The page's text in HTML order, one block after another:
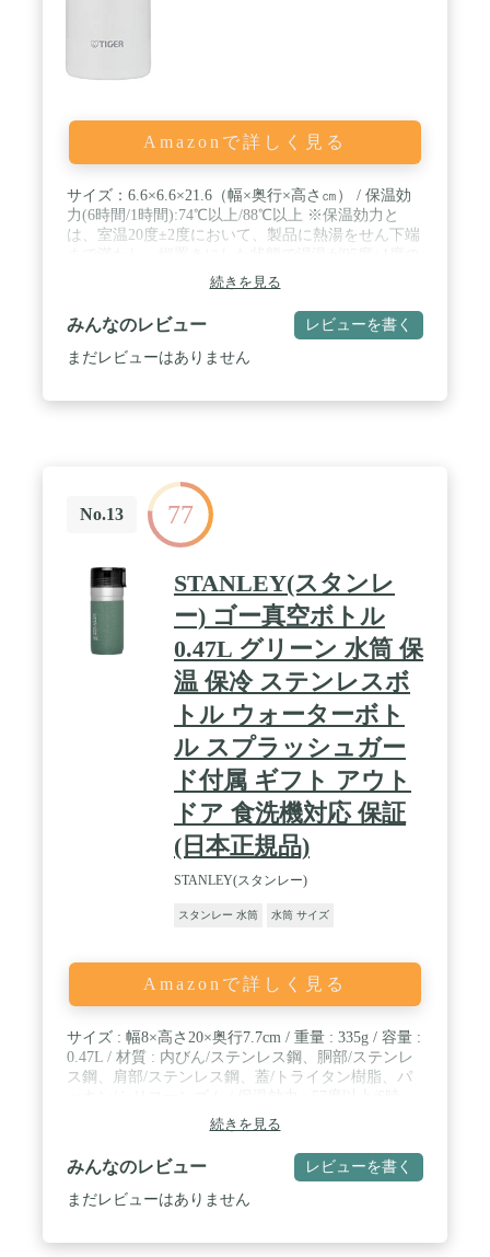
Amazonで詳しく見る
サイズ：6.6×6.6×21.6（幅×奥行×高さ㎝） / 保温効
力(6時間/1時間):74℃以上/88℃以上 ※保温効力と
は、室温20度±2度において、製品に熱湯をせん下端
ときから6時間放置した場合における湯の温度で
す。 / 保冷効力(6時間):7℃以下 ※保冷効力とは、室
温20度±2度において、製品に冷水をせん下端まで満
たし、縦置きにした状態で水温が4度±1度のときか
ら6時間放置した場合における水の温度です。 / 本
続きを見る
みんなのレビュー レビューを書く
まだレビューはありません
No.13 77
STANLEY(スタンレ
ー) ゴー真空ボトル
0.47L グリーン 水筒 保
温 保冷 ステンレスボ
トル ウォーターボト
ル スプラッシュガー
ド付属 ギフト アウト
ドア 食洗機対応 保証
(日本正規品)
STANLEY(スタンレー)
スタンレー 水筒 水筒 サイズ
Amazonで詳しく見る
サイズ : 幅8×高さ20×奥行7.7cm / 重量 : 335g / 容量 :
0.47L / 材質 : 内びん/ステンレス鋼、胴部/ステンレ
ス鋼、肩部/ステンレス鋼、蓋/トライタン樹脂、パ
間、保冷効力 : 8度以下/6時間
続きを見る
みんなのレビュー レビューを書く
まだレビューはありません